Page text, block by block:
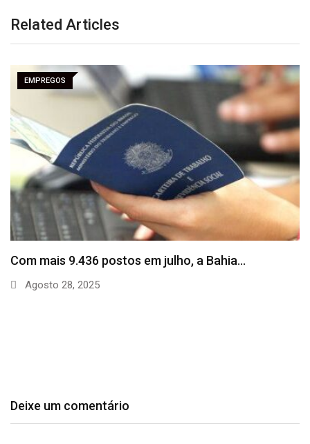
Related Articles
EMPREGOS
Deixe um comentário